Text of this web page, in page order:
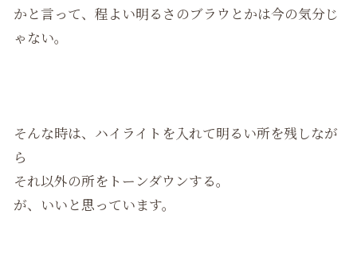
かと言って、程よい明るさのブラウとかは今の気分じ
ゃない。
そんな時は、ハイライトを入れて明るい所を残しなが
ら
それ以外の所をトーンダウンする。
が、いいと思っています。